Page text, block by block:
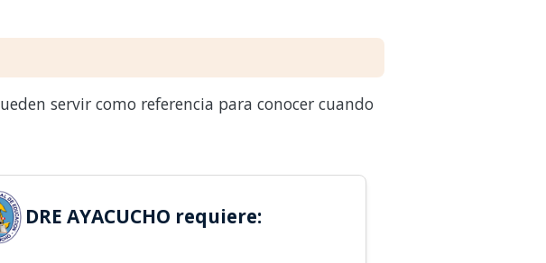
servir como referencia para conocer cuando
DRE AYACUCHO requiere: